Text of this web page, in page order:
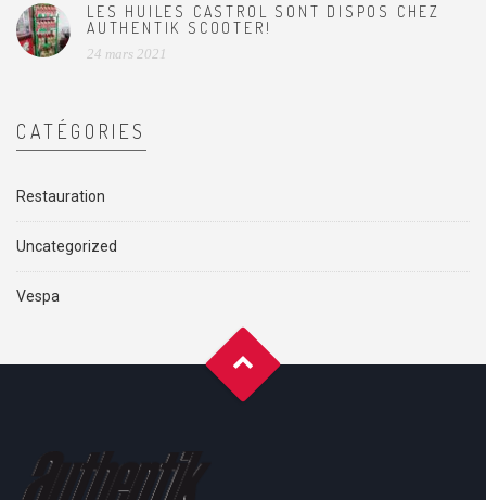
LES HUILES CASTROL SONT DISPOS CHEZ
AUTHENTIK SCOOTER!
24 mars 2021
CATÉGORIES
Restauration
Uncategorized
Vespa